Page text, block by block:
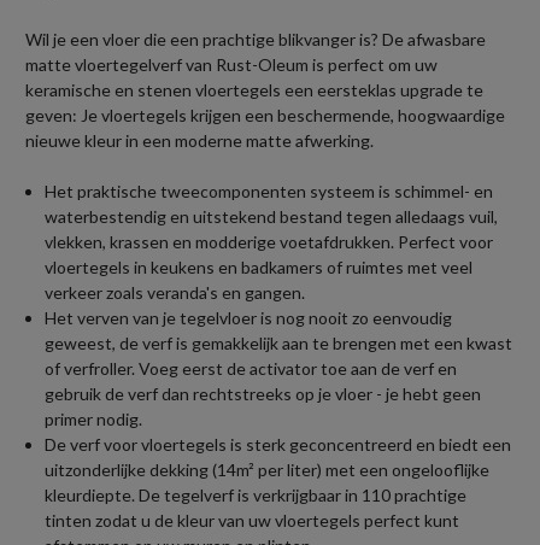
Wil je een vloer die een prachtige blikvanger is? De afwasbare
matte vloertegelverf van Rust-Oleum is perfect om uw
keramische en stenen vloertegels een eersteklas upgrade te
geven: Je vloertegels krijgen een beschermende, hoogwaardige
nieuwe kleur in een moderne matte afwerking.
Het praktische tweecomponenten systeem is schimmel- en
waterbestendig en uitstekend bestand tegen alledaags vuil,
vlekken, krassen en modderige voetafdrukken. Perfect voor
vloertegels in keukens en badkamers of ruimtes met veel
verkeer zoals veranda's en gangen.
Het verven van je tegelvloer is nog nooit zo eenvoudig
geweest, de verf is gemakkelijk aan te brengen met een kwast
of verfroller. Voeg eerst de activator toe aan de verf en
gebruik de verf dan rechtstreeks op je vloer - je hebt geen
primer nodig.
De verf voor vloertegels is sterk geconcentreerd en biedt een
uitzonderlijke dekking (14m² per liter) met een ongelooflijke
kleurdiepte. De tegelverf is verkrijgbaar in 110 prachtige
tinten zodat u de kleur van uw vloertegels perfect kunt